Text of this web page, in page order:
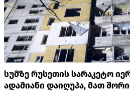
სუმზე რუსეთის სარაკეტო
ადამიანი დაიღუპა, მათ